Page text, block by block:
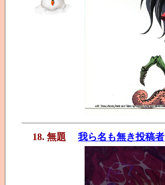
18. 無題 我ら名も無き投稿者